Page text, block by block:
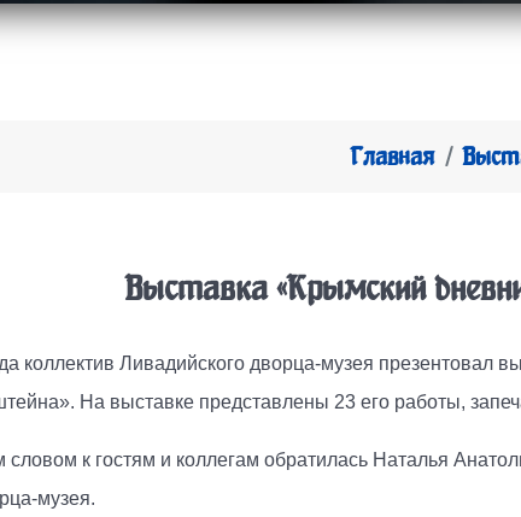
Главная
Выставка «Крымский
коллектив Ливадийского дворца-музея
На выставке представлены 23 его работы,
к гостям и коллегам обратилась Наталья
музея.